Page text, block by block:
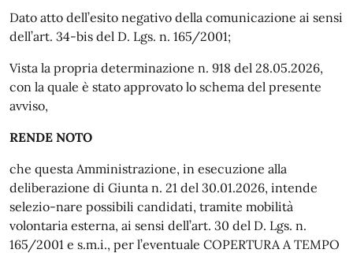
Dato atto dell’esito negativo della comunicazione ai sensi
dell’art. 34-bis del D. Lgs. n. 165/2001;
Vista la propria determinazione n. 918 del 28.05.2026,
con la quale è stato approvato lo schema del presente
avviso,
RENDE NOTO
che questa Amministrazione, in esecuzione alla
deliberazione di Giunta n. 21 del 30.01.2026, intende
selezio-nare possibili candidati, tramite mobilità
volontaria esterna, ai sensi dell’art. 30 del D. Lgs. n.
165/2001 e s.m.i., per l’eventuale COPERTURA A TEMPO